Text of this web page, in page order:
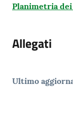
Planimetria
Allegati
Ultimo